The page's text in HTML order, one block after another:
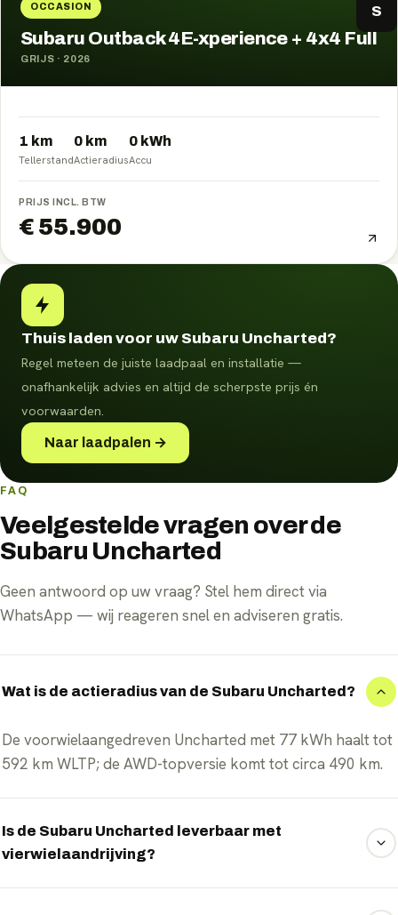
OCCASION S
Subaru Outback 4E-xperience + 4x4 Full
GRIJS · 2026
1 km
Tellerstand
0 km
Actieradius
0 kWh
Accu
PRIJS INCL. BTW
€ 55.900
Thuis laden voor uw Subaru Uncharted?
Regel meteen de juiste laadpaal en installatie —
onafhankelijk advies en altijd de scherpste prijs én
voorwaarden.
Naar laadpalen →
FAQ
Veelgestelde vragen over de
Subaru Uncharted
Geen antwoord op uw vraag? Stel hem direct via
WhatsApp — wij reageren snel en adviseren gratis.
Wat is de actieradius van de Subaru Uncharted?
De voorwielaangedreven Uncharted met 77 kWh haalt tot
592 km WLTP; de AWD-topversie komt tot circa 490 km.
Is de Subaru Uncharted leverbaar met
vierwielaandrijving?